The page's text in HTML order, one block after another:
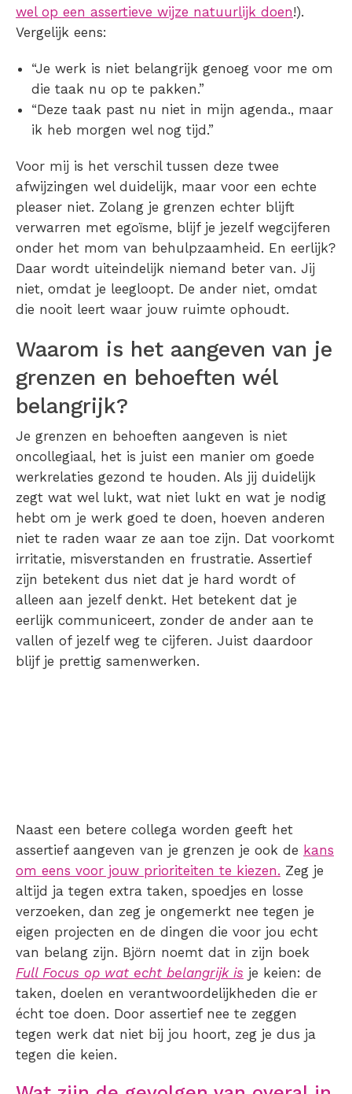
wel op een assertieve wijze natuurlijk doen!).
Vergelijk eens:
“Je werk is niet belangrijk genoeg voor me om
die taak nu op te pakken.”
“Deze taak past nu niet in mijn agenda., maar
ik heb morgen wel nog tijd.”
Voor mij is het verschil tussen deze twee
afwijzingen wel duidelijk, maar voor een echte
pleaser niet. Zolang je grenzen echter blijft
verwarren met egoïsme, blijf je jezelf wegcijferen
onder het mom van behulpzaamheid. En eerlijk?
Daar wordt uiteindelijk niemand beter van. Jij
niet, omdat je leegloopt. De ander niet, omdat
die nooit leert waar jouw ruimte ophoudt.
Waarom is het aangeven van je
grenzen en behoeften wél
belangrijk?
Je grenzen en behoeften aangeven is niet
oncollegiaal, het is juist een manier om goede
werkrelaties gezond te houden. Als jij duidelijk
zegt wat wel lukt, wat niet lukt en wat je nodig
hebt om je werk goed te doen, hoeven anderen
niet te raden waar ze aan toe zijn. Dat voorkomt
irritatie, misverstanden en frustratie. Assertief
zijn betekent dus niet dat je hard wordt of
alleen aan jezelf denkt. Het betekent dat je
eerlijk communiceert, zonder de ander aan te
vallen of jezelf weg te cijferen. Juist daardoor
blijf je prettig samenwerken.
Naast een betere collega worden geeft het
assertief aangeven van je grenzen je ook de kans
om eens voor jouw prioriteiten te kiezen. Zeg je
altijd ja tegen extra taken, spoedjes en losse
verzoeken, dan zeg je ongemerkt nee tegen je
eigen projecten en de dingen die voor jou echt
van belang zijn. Björn noemt dat in zijn boek
Full Focus op wat echt belangrijk is je keien: de
taken, doelen en verantwoordelijkheden die er
écht toe doen. Door assertief nee te zeggen
tegen werk dat niet bij jou hoort, zeg je dus ja
tegen die keien.